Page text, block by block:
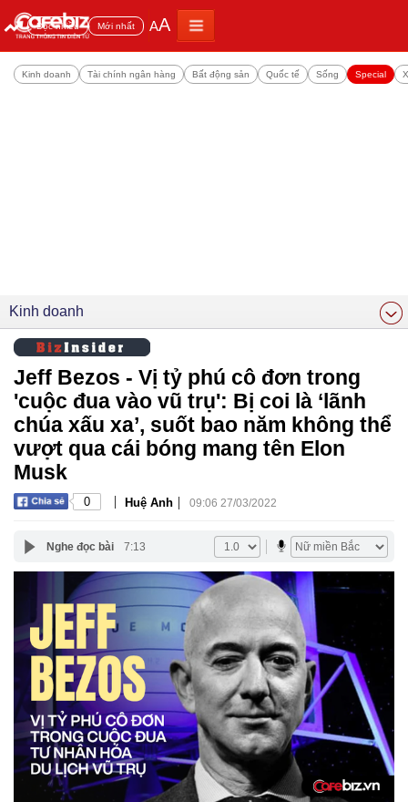
Đọc nhiều Mới nhất AA
Kinh doanh Tài chính ngân hàng Bất động sản Quốc tế Sống Special
Kinh doanh
Jeff Bezos - Vị tỷ phú cô đơn trong
'cuộc đua vào vũ trụ': Bị coi là ‘lãnh
chúa xấu xa’, suốt bao năm không thể
vượt qua cái bóng mang tên Elon
Musk
0 | Huệ Anh | 09:06 27/03/2022
Nghe đọc bài 7:13